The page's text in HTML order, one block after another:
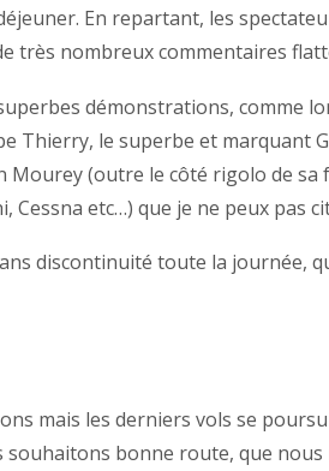
En repartant, les
très nombreux commentaires
démonstrations, comme
Thierry, le superbe et marquant
(outre le côté rigolo de
Cessna etc…) que je ne peux pas
discontinuité toute la journée,
mais les derniers vols se
souhaitons bonne route, que